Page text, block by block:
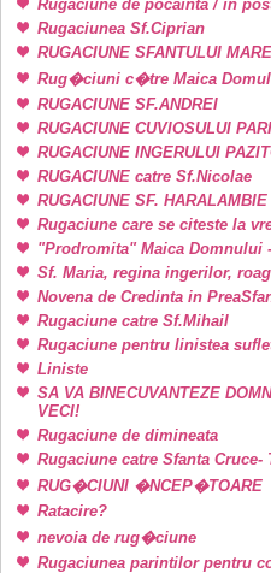
Rugaciune de pocainta / in
Rugaciunea Sf.Ciprian
RUGACIUNE SFANTULUI
Rug�ciuni c�tre Maica
RUGACIUNE SF.ANDREI
RUGACIUNE CUVIOSULUI
RUGACIUNE INGERULUI
RUGACIUNE catre Sf.Nicolae
RUGACIUNE SF. HARALAMBIE
Rugaciune care se citeste la
"Prodromita" Maica Domnului
Sf. Maria, regina ingerilor,
Novena de Credinta in
Rugaciune catre Sf.Mihail
Rugaciune pentru linistea
Liniste
SA VA BINECUVANTEZE
VECI!
Rugaciune de dimineata
Rugaciune catre Sfanta Cruce-
RUG�CIUNI �NCEP�TOARE
Ratacire?
nevoia de rug�ciune
Rugaciunea parintilor pentru